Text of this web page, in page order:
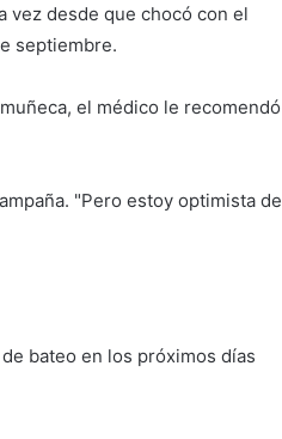
vez desde que chocó con el
septiembre.
el médico le recomendó
"Pero estoy optimista de
bateo en los próximos días